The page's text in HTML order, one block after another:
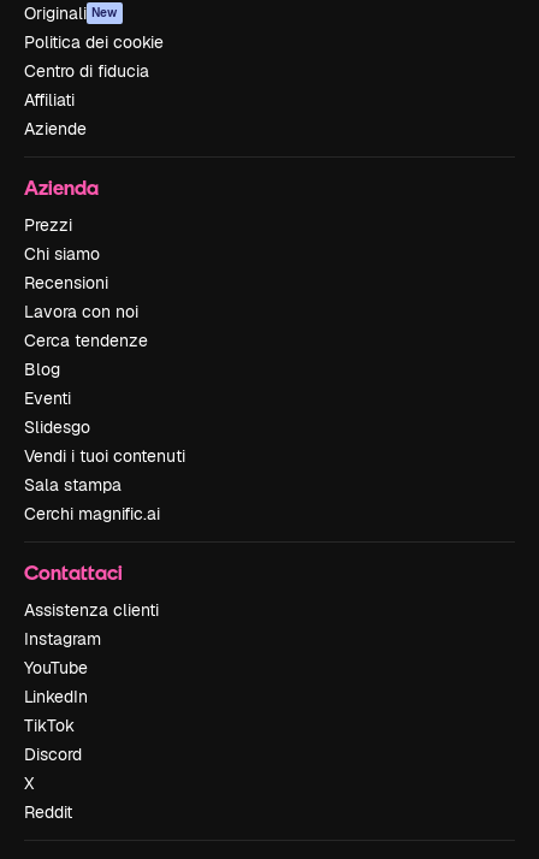
Originali New
Politica dei cookie
Centro di fiducia
Affiliati
Aziende
Azienda
Prezzi
Chi siamo
Recensioni
Lavora con noi
Cerca tendenze
Blog
Eventi
Slidesgo
Vendi i tuoi contenuti
Sala stampa
Cerchi magnific.ai
Contattaci
Assistenza clienti
Instagram
YouTube
LinkedIn
TikTok
Discord
X
Reddit